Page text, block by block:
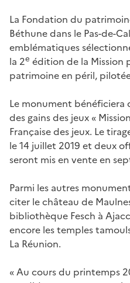
La Fondation du
Béthune dans le Pas-de-
emblématiques
la 2e édition de la Mission
patrimoine en péril,
Le monument bénéficiera
des gains des jeux «
Française des jeux. Le
le 14 juillet 2019 et deux
seront mis en vente en
Parmi les autres
citer le château de
bibliothèque Fesch à
encore les temples
La Réunion.
« Au cours du printemps